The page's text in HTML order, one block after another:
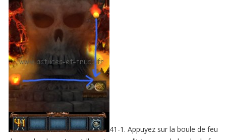
41-1. Appuyez sur la boule de feu